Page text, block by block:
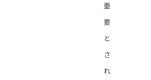
重
要
と
さ
れ